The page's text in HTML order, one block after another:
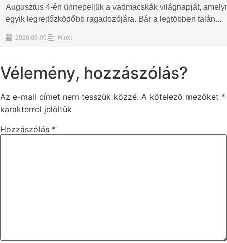
Augusztus 4-én ünnepeljük a vadmacskák világnapját,
egyik legrejtőzködőbb ragadozójára. Bár a legtöbben talán...
2026.08.06. Hírek
Vélemény, hozzászólás?
Az e-mail címet nem tesszük közzé. A kötelező mezőket *
karakterrel jelöltük
Hozzászólás *